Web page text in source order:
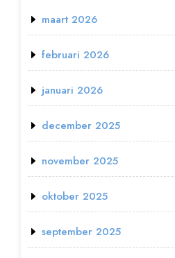
maart 2026
februari 2026
januari 2026
december 2025
november 2025
oktober 2025
september 2025